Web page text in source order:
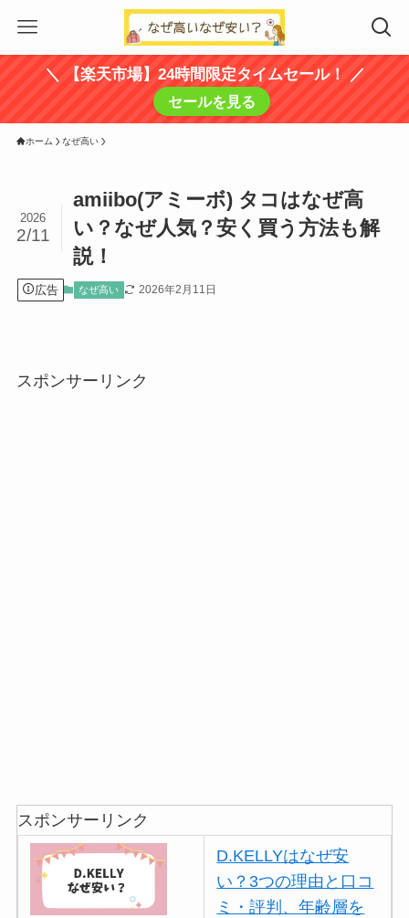
＼ 【楽天市場】24時間限定タイムセール！ ／
セールを見る
ホーム なぜ高い
amiibo(アミーボ) タコはなぜ高
い？なぜ人気？安く買う方法も解
説！
2026
2/11
広告 なぜ高い 2026年2月11日
スポンサーリンク
スポンサーリンク
D.KELLYはなぜ安
い？3つの理由と口コ
ミ・評判、年齢層を